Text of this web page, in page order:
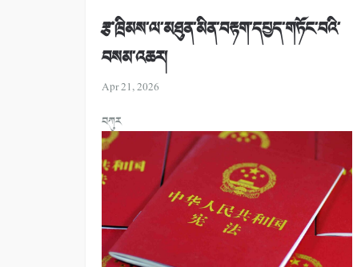
རྩ་ཁྲིམས་ལ་མཐུན་མིན་བརྟག་དཔྱད་གཏོང་བའི་
བསམ་འཆར།
Apr 21, 2026
བཀུར